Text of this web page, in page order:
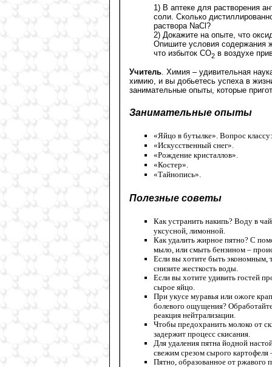
1) В аптеке для растворения
соли. Сколько
раствора NaCl?
2) Докажите на опыте, что
Опишите условия содержания
что избыток CO2 в воздухе
Учитель . Химия – удивительная
химию, и вы добьетесь успеха в
занимательные опыты, которые
Занимательные опыты
«Яйцо в бутылке». Вопрос
«Искусственный снег».
«Рождение кристаллов».
«Костер».
«Тайнопись».
Полезные советы
Как устранить накипь? Воду в
уксусной, лимонной.
Как удалить жирное пятно? С
мыло, или смыть бензином –
Если вы хотите быть экономным,
снизите жесткость воды.
Если вы хотите удивить гостей
сырое яйцо.
При укусе муравья или ожоге
болевого ощущения?
реакция нейтрализации.
Чтобы предохранить молоко от
задержит процесс скисания.
Для удаления пятна йодной
свежим срезом сырого картофеля
Пятно, образованное от ржавого